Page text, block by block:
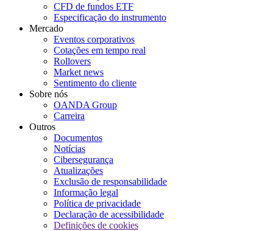
CFD de fundos ETF
Especificação do instrumento
Mercado
Eventos corporativos
Cotações em tempo real
Rollovers
Market news
Sentimento do cliente
Sobre nós
OANDA Group
Carreira
Outros
Documentos
Notícias
Cibersegurança
Atualizações
Exclusão de responsabilidade
Informação legal
Política de privacidade
Declaração de acessibilidade
Definições de cookies